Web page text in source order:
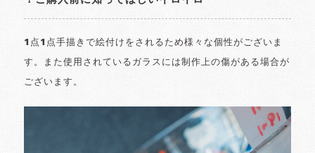
1点1点手描きで絵付けをされるため様々な個性がございま
す。また使用されているガラスには制作上の傷がある場合が
ございます。